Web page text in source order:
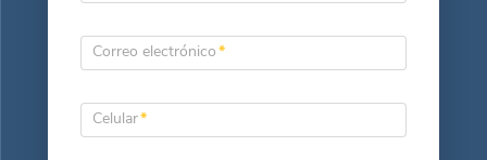
Correo electrónico*
Celular*